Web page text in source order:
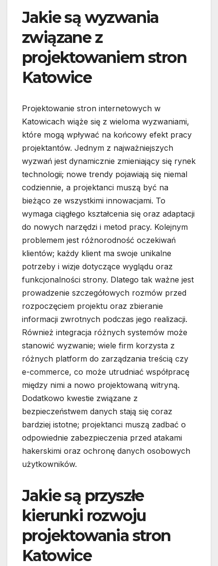
Jakie są wyzwania
związane z
projektowaniem stron
Katowice
Projektowanie stron internetowych w
Katowicach wiąże się z wieloma wyzwaniami,
które mogą wpływać na końcowy efekt pracy
projektantów. Jednym z najważniejszych
wyzwań jest dynamicznie zmieniający się rynek
technologii; nowe trendy pojawiają się niemal
codziennie, a projektanci muszą być na
bieżąco ze wszystkimi innowacjami. To
wymaga ciągłego kształcenia się oraz adaptacji
do nowych narzędzi i metod pracy. Kolejnym
problemem jest różnorodność oczekiwań
klientów; każdy klient ma swoje unikalne
potrzeby i wizje dotyczące wyglądu oraz
funkcjonalności strony. Dlatego tak ważne jest
prowadzenie szczegółowych rozmów przed
rozpoczęciem projektu oraz zbieranie
informacji zwrotnych podczas jego realizacji.
Również integracja różnych systemów może
stanowić wyzwanie; wiele firm korzysta z
różnych platform do zarządzania treścią czy
e-commerce, co może utrudniać współpracę
między nimi a nowo projektowaną witryną.
Dodatkowo kwestie związane z
bezpieczeństwem danych stają się coraz
bardziej istotne; projektanci muszą zadbać o
odpowiednie zabezpieczenia przed atakami
hakerskimi oraz ochronę danych osobowych
użytkowników.
Jakie są przyszłe
kierunki rozwoju
projektowania stron
Katowice